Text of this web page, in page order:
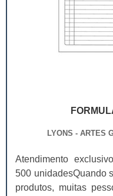
LYONS - ARTES
Atendimento
500 unidadesQuando
produtos, muitas